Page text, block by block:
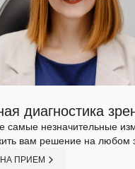
диагностика
самые незначительные
вам решение на любом
ПРИЕМ